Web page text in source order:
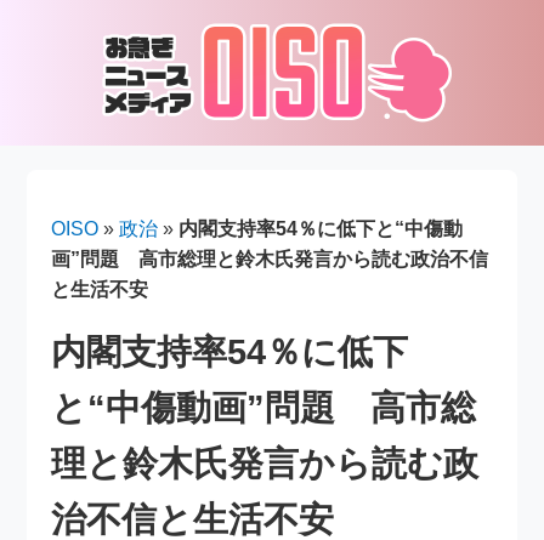
OISO »政治 » 内閣支持率54％に低下と“中傷動
画”問題 高市総理と鈴木氏発言から読む政治不信
と生活不安
内閣支持率54％に低下
と“中傷動画”問題 高市総
理と鈴木氏発言から読む政
治不信と生活不安